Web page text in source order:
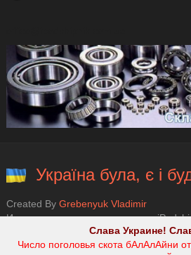
Україна була, є і
Created By Grebenyuk Vladimir
Интернет магазин подшипников
Слава Украине!
Число поголовья скота бАлАлАйни